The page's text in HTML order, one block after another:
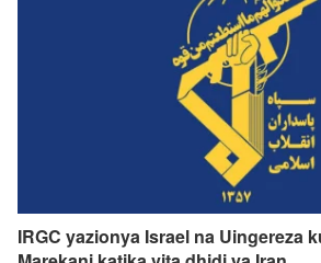
IRGC yazionya Israel na Uingereza